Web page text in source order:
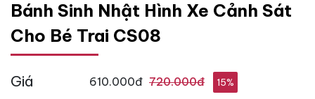
Bánh Sinh Nhật Hình Xe Cảnh Sát
Cho Bé Trai CS08
Giá 610.000đ 720.000đ 15%